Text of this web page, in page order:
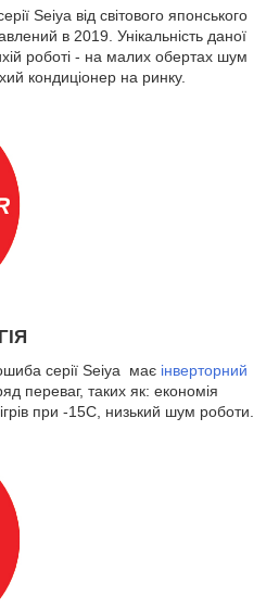
Seiya від світового японського
в 2019. Унікальність даної
роботі - на малих обертах шум
кондиціонер на ринку.
серії Seiya має інверторний
переваг, таких як: економія
при -15С, низький шум роботи.